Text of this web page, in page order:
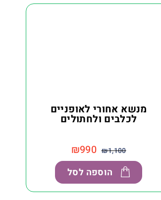
מנשא אחורי לאופניים
לכלבים ולחתולים
₪1,100
₪990
הוספה לסל